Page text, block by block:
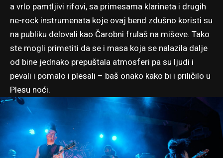
a vrlo pamtljivi rifovi, sa primesama klarineta i drugih
ne-rock instrumenata koje ovaj bend zdušno koristi su
na publiku delovali kao Čarobni frulaš na miševe. Tako
ste mogli primetiti da se i masa koja se nalazila dalje
od bine jednako prepuštala atmosferi pa su ljudi i
pevali i pomalo i plesali – baš onako kako bi i priličilo u
Plesu noći.